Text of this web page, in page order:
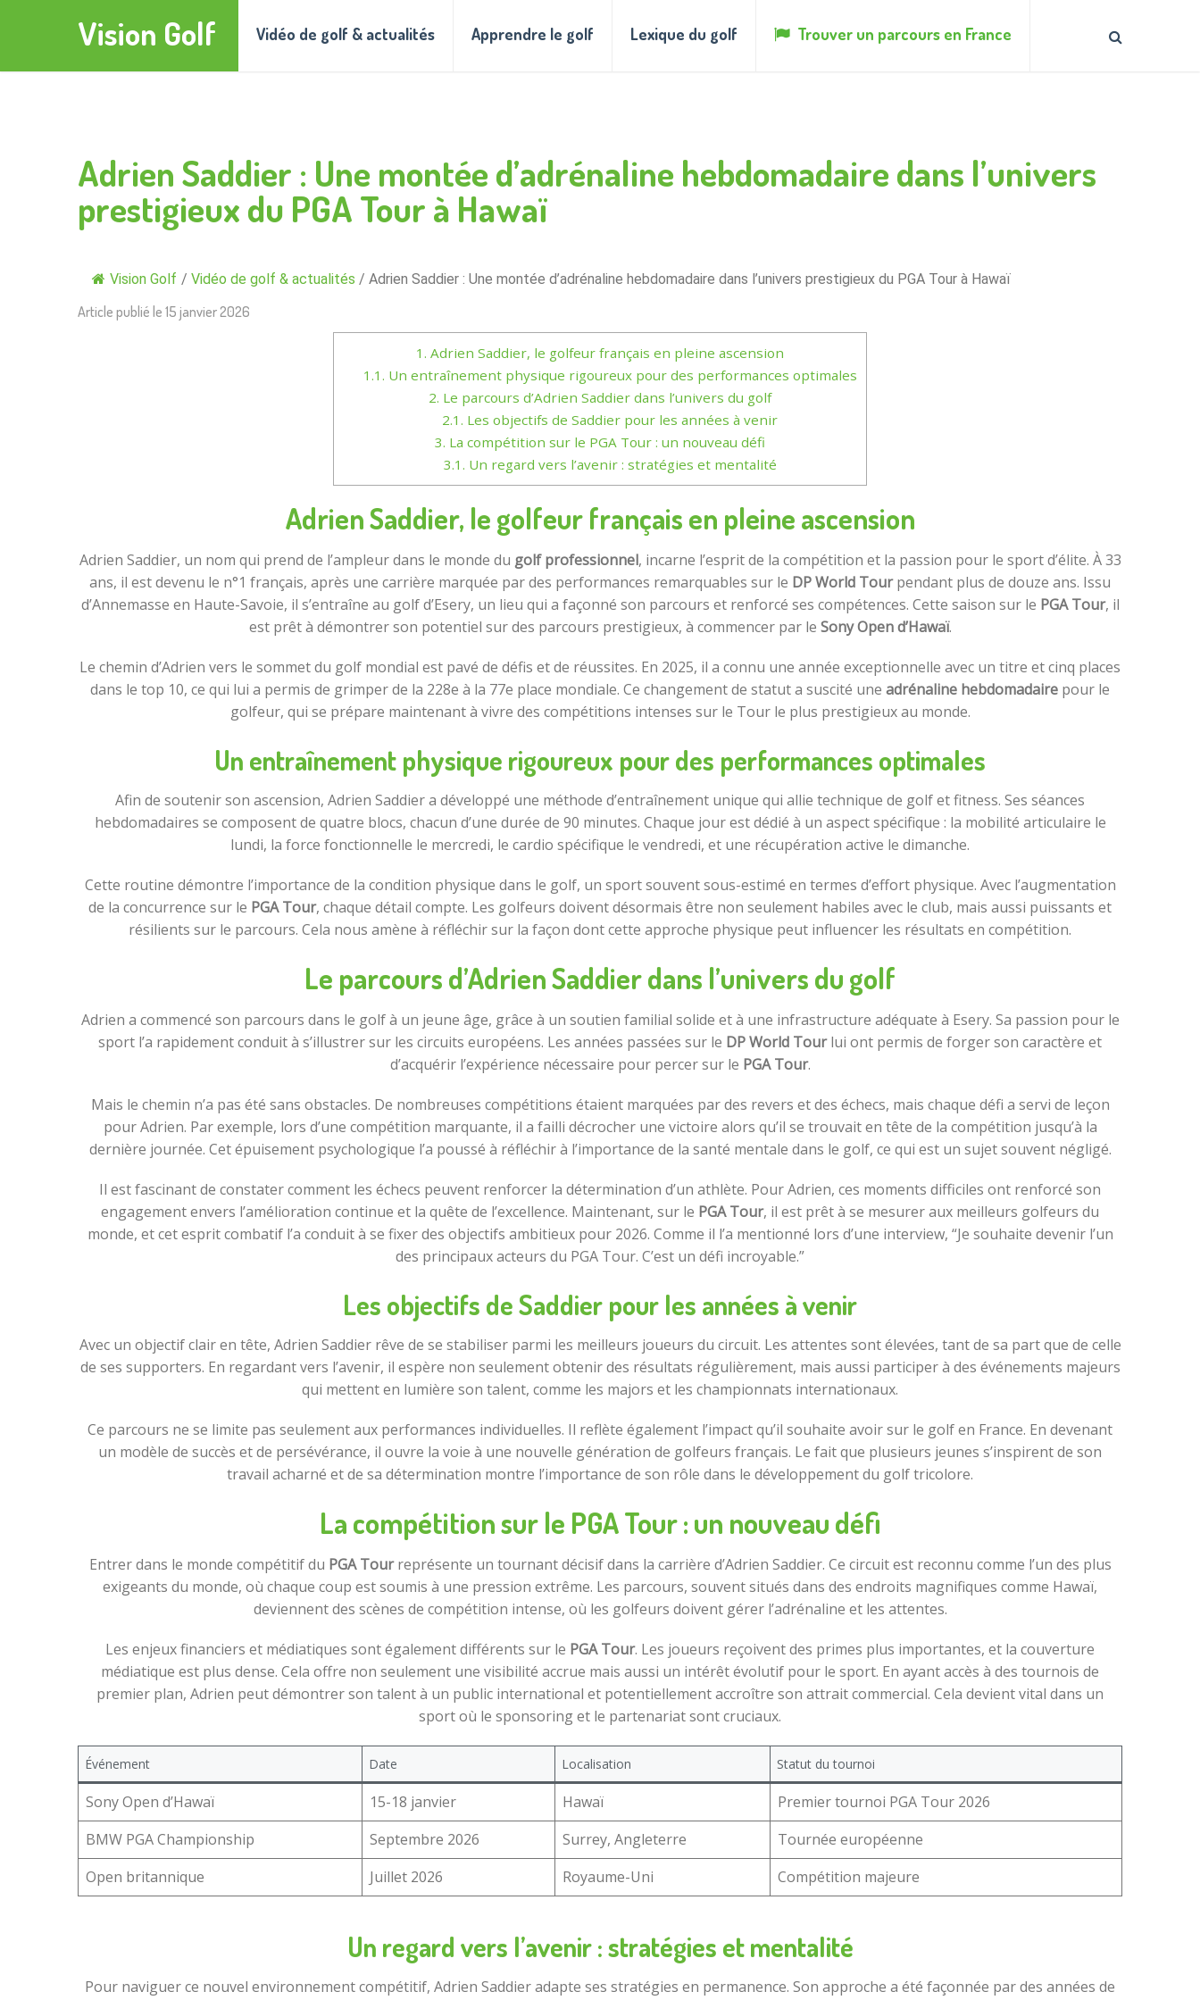
Vision Golf Vidéo de golf & actualités Apprendre le golf Lexique du golf Trouver un parcours en France
Adrien Saddier : Une montée d’adrénaline hebdomadaire dans l’univers
prestigieux du PGA Tour à Hawaï
Vision Golf / Vidéo de golf & actualités / Adrien Saddier : Une montée d’adrénaline hebdomadaire dans l’univers prestigieux du PGA Tour à Hawaï
Article publié le 15 janvier 2026
1. Adrien Saddier, le golfeur français en pleine ascension
1.1. Un entraînement physique rigoureux pour des performances optimales
2. Le parcours d’Adrien Saddier dans l’univers du golf
2.1. Les objectifs de Saddier pour les années à venir
3. La compétition sur le PGA Tour : un nouveau défi
3.1. Un regard vers l’avenir : stratégies et mentalité
Adrien Saddier, le golfeur français en pleine ascension
Adrien Saddier, un nom qui prend de l’ampleur dans le monde du golf professionnel, incarne l’esprit de la compétition et la passion pour le sport d’élite. À 33
ans, il est devenu le n°1 français, après une carrière marquée par des performances remarquables sur le DP World Tourpendant plus de douze ans. Issu
d’Annemasse en Haute-Savoie, il s’entraîne au golf d’Esery, un lieu qui a façonné son parcours et renforcé ses compétences. Cette saison sur le PGA Tour, il
est prêt à démontrer son potentiel sur des parcours prestigieux, à commencer par le Sony Open d’Hawaï.
Le chemin d’Adrien vers le sommet du golf mondial est pavé de défis et de réussites. En 2025, il a connu une année exceptionnelle avec un titre et cinq places
dans le top 10, ce qui lui a permis de grimper de la 228e à la 77e place mondiale. Ce changement de statut a suscité une adrénaline hebdomadaire pour le
golfeur, qui se prépare maintenant à vivre des compétitions intenses sur le Tour le plus prestigieux au monde.
Un entraînement physique rigoureux pour des performances optimales
Afin de soutenir son ascension, Adrien Saddier a développé une méthode d’entraînement unique qui allie technique de golf et fitness. Ses séances
hebdomadaires se composent de quatre blocs, chacun d’une durée de 90 minutes. Chaque jour est dédié à un aspect spécifique : la mobilité articulaire le
lundi, la force fonctionnelle le mercredi, le cardio spécifique le vendredi, et une récupération active le dimanche.
Cette routine démontre l’importance de la condition physique dans le golf, un sport souvent sous-estimé en termes d’effort physique. Avec l’augmentation
de la concurrence sur le PGA Tour, chaque détail compte. Les golfeurs doivent désormais être non seulement habiles avec le club, mais aussi puissants et
résilients sur le parcours. Cela nous amène à réfléchir sur la façon dont cette approche physique peut influencer les résultats en compétition.
Le parcours d’Adrien Saddier dans l’univers du golf
Adrien a commencé son parcours dans le golf à un jeune âge, grâce à un soutien familial solide et à une infrastructure adéquate à Esery. Sa passion pour le
sport l’a rapidement conduit à s’illustrer sur les circuits européens. Les années passées sur le DP World Tourlui ont permis de forger son caractère et
d’acquérir l’expérience nécessaire pour percer sur le PGA Tour.
Mais le chemin n’a pas été sans obstacles. De nombreuses compétitions étaient marquées par des revers et des échecs, mais chaque défi a servi de leçon
pour Adrien. Par exemple, lors d’une compétition marquante, il a failli décrocher une victoire alors qu’il se trouvait en tête de la compétition jusqu’à la
dernière journée. Cet épuisement psychologique l’a poussé à réfléchir à l’importance de la santé mentale dans le golf, ce qui est un sujet souvent négligé.
Il est fascinant de constater comment les échecs peuvent renforcer la détermination d’un athlète. Pour Adrien, ces moments difficiles ont renforcé son
engagement envers l’amélioration continue et la quête de l’excellence. Maintenant, sur le PGA Tour, il est prêt à se mesurer aux meilleurs golfeurs du
monde, et cet esprit combatif l’a conduit à se fixer des objectifs ambitieux pour 2026. Comme il l’a mentionné lors d’une interview, “Je souhaite devenir l’un
des principaux acteurs du PGA Tour. C’est un défi incroyable.”
Les objectifs de Saddier pour les années à venir
Avec un objectif clair en tête, Adrien Saddier rêve de se stabiliser parmi les meilleurs joueurs du circuit. Les attentes sont élevées, tant de sa part que de celle
de ses supporters. En regardant vers l’avenir, il espère non seulement obtenir des résultats régulièrement, mais aussi participer à des événements majeurs
qui mettent en lumière son talent, comme les majors et les championnats internationaux.
Ce parcours ne se limite pas seulement aux performances individuelles. Il reflète également l’impact qu’il souhaite avoir sur le golf en France. En devenant
un modèle de succès et de persévérance, il ouvre la voie à une nouvelle génération de golfeurs français. Le fait que plusieurs jeunes s’inspirent de son
travail acharné et de sa détermination montre l’importance de son rôle dans le développement du golf tricolore.
La compétition sur le PGA Tour : un nouveau défi
Entrer dans le monde compétitif du PGA Tourreprésente un tournant décisif dans la carrière d’Adrien Saddier. Ce circuit est reconnu comme l’un des plus
exigeants du monde, où chaque coup est soumis à une pression extrême. Les parcours, souvent situés dans des endroits magnifiques comme Hawaï,
deviennent des scènes de compétition intense, où les golfeurs doivent gérer l’adrénaline et les attentes.
Les enjeux financiers et médiatiques sont également différents sur le PGA Tour. Les joueurs reçoivent des primes plus importantes, et la couverture
médiatique est plus dense. Cela offre non seulement une visibilité accrue mais aussi un intérêt évolutif pour le sport. En ayant accès à des tournois de
premier plan, Adrien peut démontrer son talent à un public international et potentiellement accroître son attrait commercial. Cela devient vital dans un
sport où le sponsoring et le partenariat sont cruciaux.
Événement Date Localisation Statut du tournoi
Sony Open d’Hawaï 15-18 janvier Hawaï
Premier tournoi PGA Tour 2026
BMW PGA Championship
Septembre 2026 Surrey, Angleterre
Tournée européenne
Open britannique
Juillet 2026 Royaume-Uni Compétition majeure
Un regard vers l’avenir : stratégies et mentalité
Pour naviguer ce nouvel environnement compétitif, Adrien Saddier adapte ses stratégies en permanence. Son approche a été façonnée par des années de